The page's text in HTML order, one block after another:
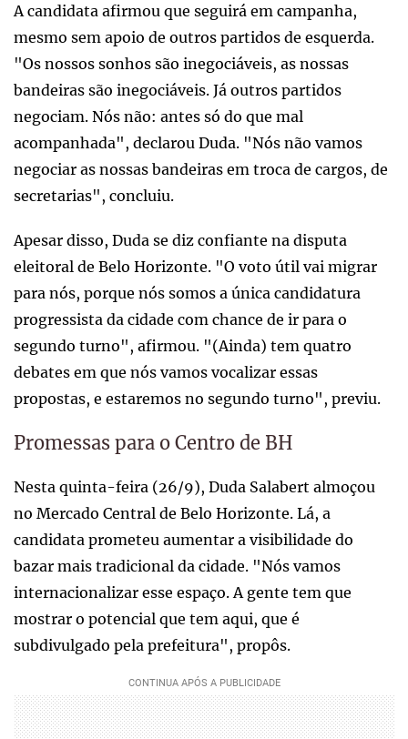
A candidata afirmou que seguirá em campanha,
mesmo sem apoio de outros partidos de esquerda.
"Os nossos sonhos são inegociáveis, as nossas
bandeiras são inegociáveis. Já outros partidos
negociam. Nós não: antes só do que mal
acompanhada", declarou Duda. "Nós não vamos
negociar as nossas bandeiras em troca de cargos, de
secretarias", concluiu.
Apesar disso, Duda se diz confiante na disputa
eleitoral de Belo Horizonte. "O voto útil vai migrar
para nós, porque nós somos a única candidatura
progressista da cidade com chance de ir para o
segundo turno", afirmou. "(Ainda) tem quatro
debates em que nós vamos vocalizar essas
propostas, e estaremos no segundo turno", previu.
Promessas para o Centro de BH
Nesta quinta-feira (26/9), Duda Salabert almoçou
no Mercado Central de Belo Horizonte. Lá, a
candidata prometeu aumentar a visibilidade do
bazar mais tradicional da cidade. "Nós vamos
internacionalizar esse espaço. A gente tem que
mostrar o potencial que tem aqui, que é
subdivulgado pela prefeitura", propôs.